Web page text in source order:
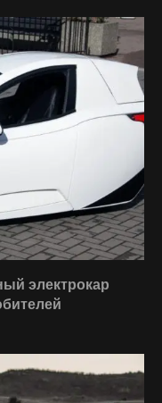
электрокар